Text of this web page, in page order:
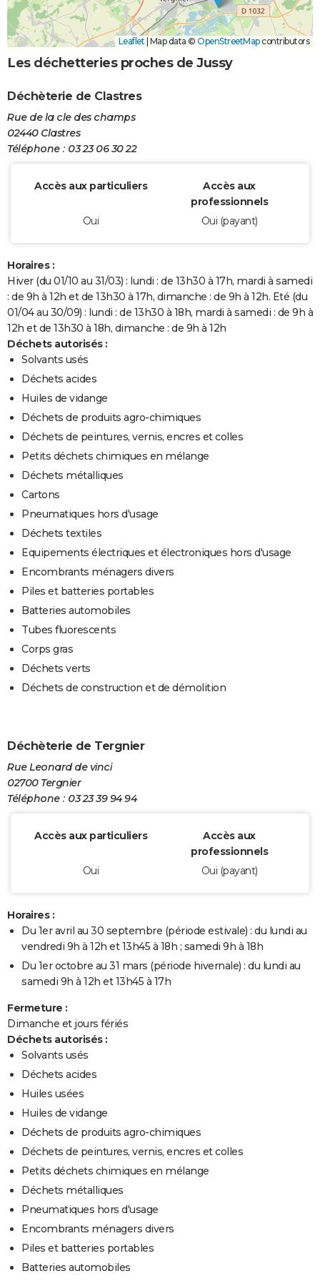
Leaflet Map data © OpenStreetMapcontributors
Les déchetteries proches de Jussy
Déchèterie de Clastres
Rue de la cle des champs
02440 Clastres
Téléphone : 03 23 06 30 22
Accès aux particuliers
Accès aux
professionnels
Oui
Oui (payant)
Horaires :
Hiver (du 01/10 au 31/03) : lundi : de 13h30 à 17h, mardi à samedi
: de 9h à 12h et de 13h30 à 17h, dimanche : de 9h à 12h. Eté (du
01/04 au 30/09) : lundi : de 13h30 à 18h, mardi à samedi : de 9h à
12h et de 13h30 à 18h, dimanche : de 9h à 12h
Déchets autorisés :
Solvants usés
Déchets acides
Huiles de vidange
Déchets de produits agro-chimiques
Déchets de peintures, vernis, encres et colles
Petits déchets chimiques en mélange
Déchets métalliques
Cartons
Pneumatiques hors d'usage
Déchets textiles
Equipements électriques et électroniques hors d'usage
Encombrants ménagers divers
Piles et batteries portables
Batteries automobiles
Tubes fluorescents
Corps gras
Déchets verts
Déchets de construction et de démolition
Déchèterie de Tergnier
Rue Leonard de vinci
02700 Tergnier
Téléphone : 03 23 39 94 94
Accès aux particuliers
Accès aux
professionnels
Oui
Oui (payant)
Horaires :
Du 1er avril au 30 septembre (période estivale) : du lundi au
vendredi 9h à 12h et 13h45 à 18h ; samedi 9h à 18h
Du 1er octobre au 31 mars (période hivernale) : du lundi au
samedi 9h à 12h et 13h45 à 17h
Fermeture :
Dimanche et jours fériés
Déchets autorisés :
Solvants usés
Déchets acides
Huiles usées
Huiles de vidange
Déchets de produits agro-chimiques
Déchets de peintures, vernis, encres et colles
Petits déchets chimiques en mélange
Déchets métalliques
Pneumatiques hors d'usage
Encombrants ménagers divers
Piles et batteries portables
Batteries automobiles